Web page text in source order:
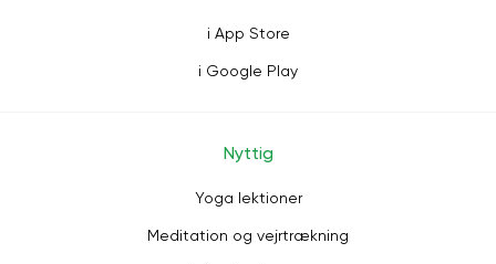
i App Store
i Google Play
Nyttig
Yoga lektioner
Meditation og vejrtrækning